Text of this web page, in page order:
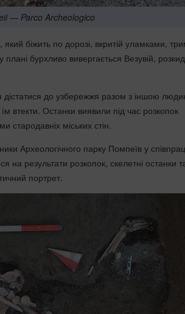
— Parco Archeologico
біжить по дорозі, вкритій уламками,
бурхливо вивергається Везувій,
дістатися до узбережжя разом з іншою
втекти. Останки виявили під час розкопок
міських стін.
Археологічного парку Помпеїв у
на результати розкопок, скелетні останки
портрет.